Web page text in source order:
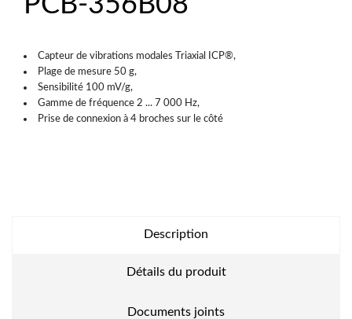
Capteur de vibrations modales Triaxial ICP®,
Plage de mesure 50 g,
Sensibilité 100 mV/g,
Gamme de fréquence 2 ... 7 000 Hz,
Prise de connexion à 4 broches sur le côté
Description
Détails du produit
Documents joints